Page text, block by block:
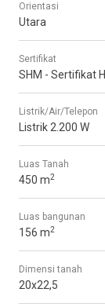
Orientasi
Utara
Sertifikat
SHM - Sertifikat
Listrik/Air/Telepon
Listrik 2.200 W
Luas Tanah
450 m2
Luas bangunan
156 m2
Dimensi tanah
20x22,5